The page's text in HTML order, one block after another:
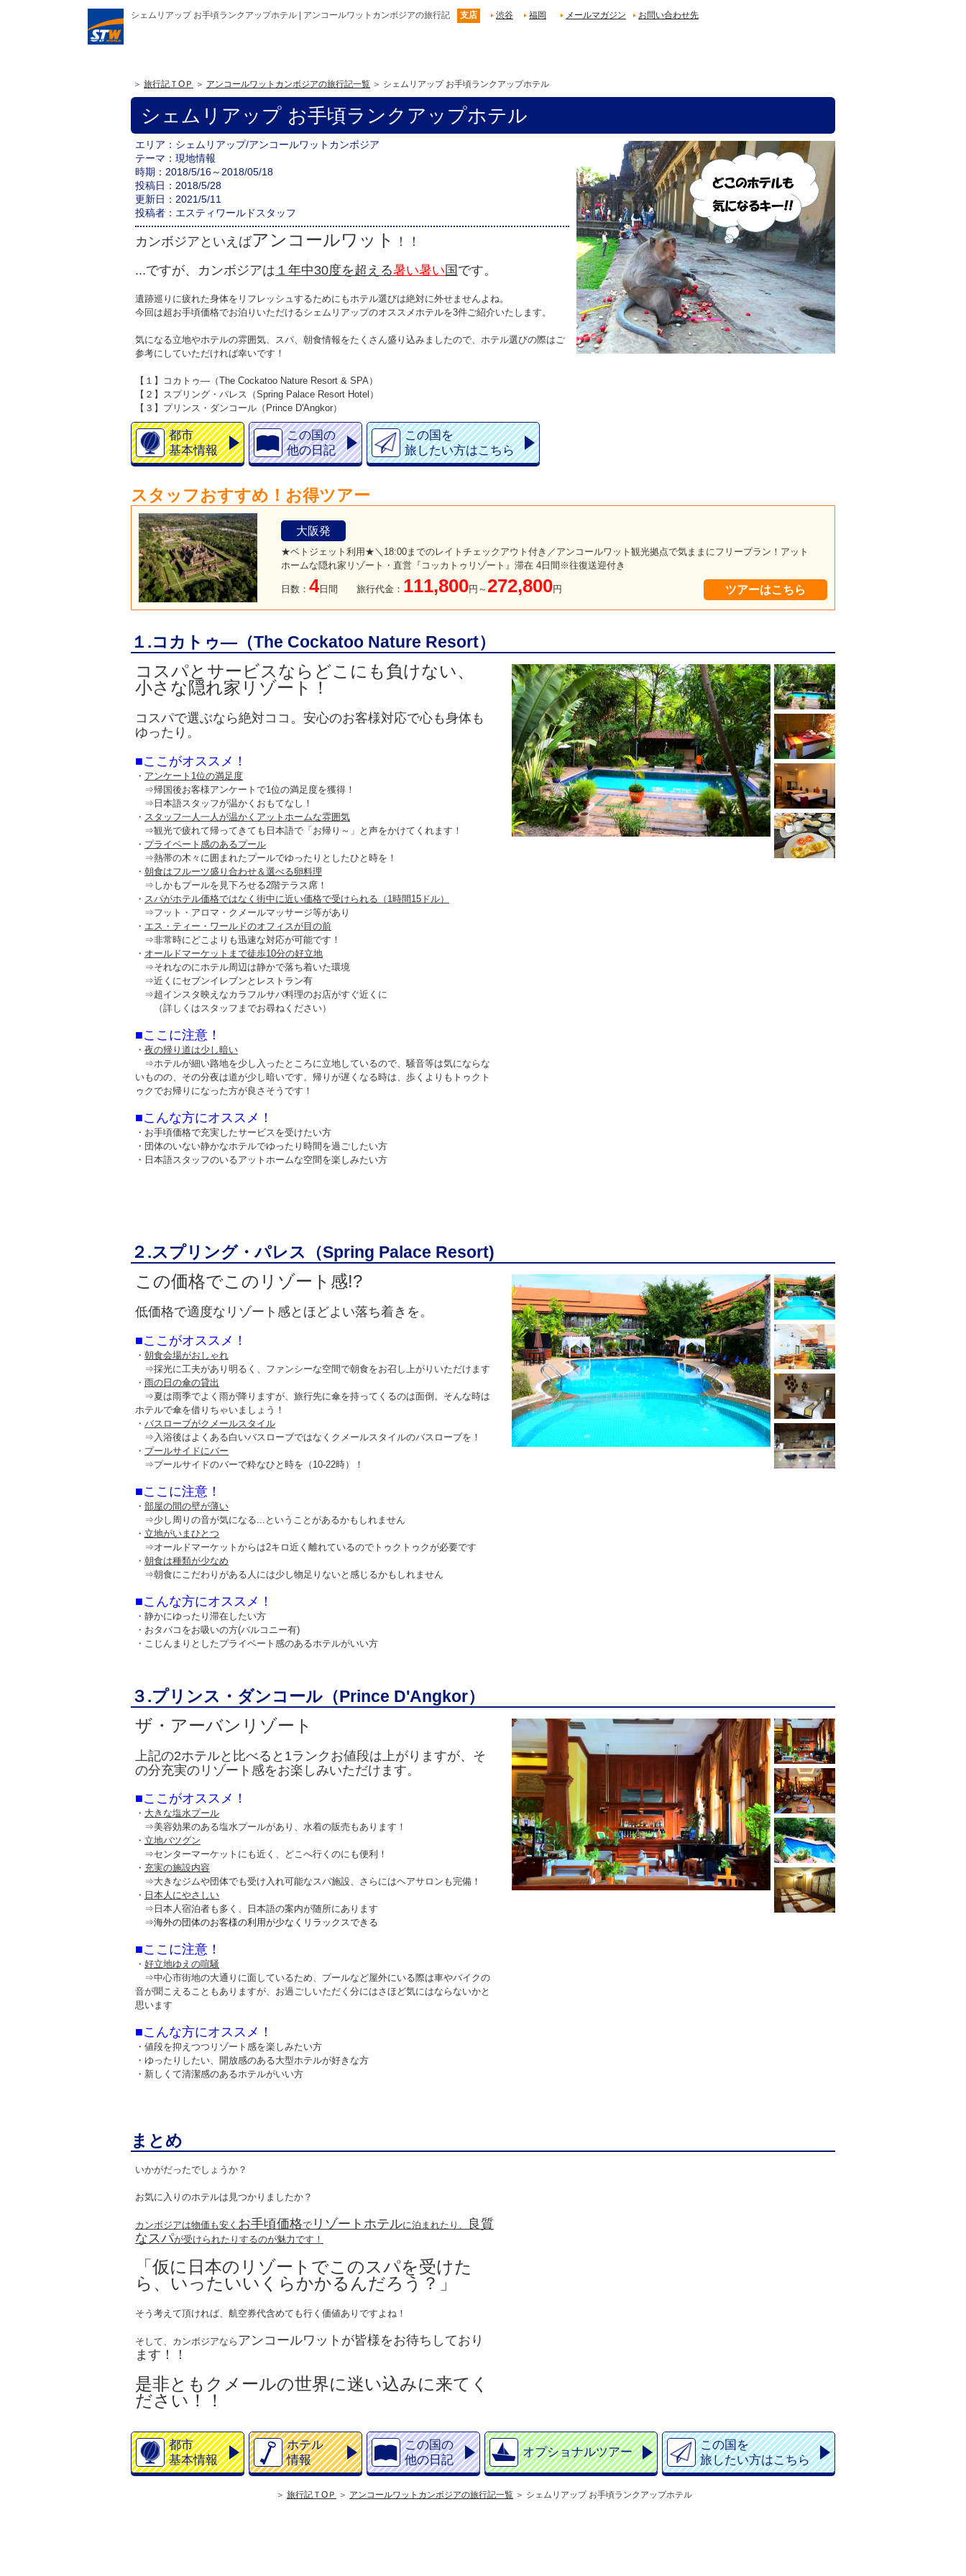
シェムリアップ お手頃ランクアップホテル | アンコールワットカンボジアの旅行記 メールマガジン お問い合わせ先
支店 渋谷 福岡
旅行記ＴOＰ アンコールワットカンボジアの旅行記一覧 シェムリアップ お手頃ランクアップホテル
シェムリアップ お手頃ランクアップホテル
エリア シェムリアップ/アンコールワットカンボジア
テーマ
現地情報
時期
2018/5/16～2018/05/18
投稿日
2018/5/28
更新日
2021/5/11
投稿者
エスティワールドスタッフ
カンボジアといえばアンコールワット
！！
...ですが、カンボジアは １年中30度を超える暑い暑い 国 です。
遺跡巡りに疲れた身体をリフレッシュするためにもホテル選びは絶対に外せませんよね。
今回は超お手頃価格でお泊りいただけるシェムリアップのオススメホテルを3件ご紹介いたします。
気になる立地やホテルの雰囲気、スパ、朝食情報をたくさん盛り込みましたので、ホテル選びの際はご
参考にしていただければ幸いです！
【１】コカトゥ―（The Cockatoo Nature Resort & SPA）
【２】スプリング・パレス（Spring Palace Resort Hotel）
【３】プリンス・ダンコール（Prince D'Angkor）
都市
基本情報
この国の
他の日記
この国を
旅したい方はこちら
スタッフおすすめ！お得ツアー
大阪発
★ベトジェット利用★＼18:00までのレイトチェックアウト付き／アンコールワット観光拠点で気ままにフリープラン！アット
ホームな隠れ家リゾート・直営『コッカトゥリゾート』滞在 4日間※往復送迎付き
日数： 4日間 旅行代金： 111,800円～ 272,800円 ツアーはこちら
１.コカトゥ―（The Cockatoo Nature Resort）
コスパとサービスならどこにも負けない、
小さな隠れ家リゾート！
コスパで選ぶなら絶対ココ。安心のお客様対応で心も身体も
ゆったり。
■ここがオススメ！
・ アンケート1位の満足度
⇒帰国後お客様アンケートで1位の満足度を獲得！
⇒日本語スタッフが温かくおもてなし！
・ スタッフ一人一人が温かく アットホームな雰囲気
⇒観光で疲れて帰ってきても日本語で「お帰り～」と声をかけてくれます！
・ プライベート感のあるプール
⇒熱帯の木々に囲まれたプールでゆったりとしたひと時を！
・ 朝食はフルーツ盛り合わせ＆選べる卵料理
⇒しかもプールを見下ろせる2階テラス席！
・ スパがホテル価格ではなく街中に近い価格で受けられる（1時間15ドル）
⇒フット・アロマ・クメールマッサージ等があり
・ エス・ティー・ワールドのオフィスが目の前
⇒非常時にどこよりも迅速な対応が可能です！
・ オールドマーケットまで徒歩10分の好立地
⇒それなのにホテル周辺は静かで落ち着いた環境
⇒近くにセブンイレブンとレストラン有
⇒超インスタ映えなカラフルサバ料理のお店がすぐ近くに
（詳しくはスタッフまでお尋ねください）
■ここに注意！
・ 夜の帰り道は少し暗い
⇒ホテルが細い路地を少し入ったところに立地しているので、騒音等は気にならな
いものの、その分夜は道が少し暗いです。帰りが遅くなる時は、歩くよりもトゥクト
ゥクでお帰りになった方が良さそうです！
■こんな方にオススメ！
・お手頃価格で充実したサービスを受けたい方
・団体のいない静かなホテルでゆったり時間を過ごしたい方
・日本語スタッフのいるアットホームな空間を楽しみたい方
２.スプリング・パレス（Spring Palace Resort)
この価格でこのリゾート感!?
低価格で適度なリゾート感とほどよい落ち着きを。
■ここがオススメ！
・ 朝食会場がおしゃれ
⇒採光に工夫があり明るく、ファンシーな空間で朝食をお召し上がりいただけます
・ 雨の日の傘の貸出
⇒夏は雨季でよく雨が降りますが、旅行先に傘を持ってくるのは面倒。そんな時は
ホテルで傘を借りちゃいましょう！
・ バスローブがクメールスタイル
⇒入浴後はよくある白いバスローブではなくクメールスタイルのバスローブを！
・ プールサイドにバー
⇒プールサイドのバーで粋なひと時を（10-22時）！
■ここに注意！
・ 部屋の間の壁が薄い
⇒少し周りの音が気になる...ということがあるかもしれません
・ 立地がいまひとつ
⇒オールドマーケットからは2キロ近く離れているのでトゥクトゥクが必要です
・ 朝食は種類が少なめ
⇒朝食にこだわりがある人には少し物足りないと感じるかもしれません
■こんな方にオススメ！
・静かにゆったり滞在したい方
・おタバコをお吸いの方(バルコニー有)
・こじんまりとしたプライベート感のあるホテルがいい方
３.プリンス・ダンコール（Prince D'Angkor）
ザ・アーバンリゾート
上記の2ホテルと比べると1ランクお値段は上がりますが、そ
の分充実のリゾート感をお楽しみいただけます。
■ここがオススメ！
・ 大きな塩水プール
⇒美容効果のある塩水プールがあり、水着の販売もあります！
・ 立地バツグン
⇒センターマーケットにも近く、どこへ行くのにも便利！
・ 充実の施設内容
⇒大きなジムや団体でも受け入れ可能なスパ施設、さらにはヘアサロンも完備！
・ 日本人にやさしい
⇒日本人宿泊者も多く、日本語の案内が随所にあります
⇒海外の団体のお客様の利用が少なくリラックスできる
■ここに注意！
・ 好立地ゆえの喧騒
⇒中心市街地の大通りに面しているため、プールなど屋外にいる際は車やバイクの
音が聞こえることもありますが、お過ごしいただく分にはさほど気にはならないかと
思います
■こんな方にオススメ！
・値段を抑えつつリゾート感を楽しみたい方
・ゆったりしたい、開放感のある大型ホテルが好きな方
・新しくて清潔感のあるホテルがいい方
まとめ
いかがだったでしょうか？
お気に入りのホテルは見つかりましたか？
カンボジアは物価も安く お手頃価格で リゾートホテルに泊まれたり、
良質
なスパが受けられたりするのが魅力です！
「仮に日本のリゾートでこのスパを受けた
ら、いったいいくらかかるんだろう？」
そう考えて頂ければ、航空券代含めても行く価値ありですよね！
そして、カンボジアなら アンコールワットが皆様をお待ちしており
ます！！
是非ともクメールの世界に迷い込みに来てく
ださい！！
都市
基本情報
ホテル
情報
この国の
他の日記
オプショナルツアー
この国を
旅したい方はこちら
旅行記ＴOＰ アンコールワットカンボジアの旅行記一覧 シェムリアップ お手頃ランクアップホテル